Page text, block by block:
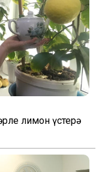
лимон үстерә